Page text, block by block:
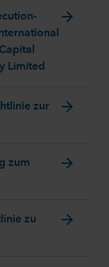
Limited
arrow_forward
zur
arrow_forward
zum
arrow_forward
zu
arrow_forward